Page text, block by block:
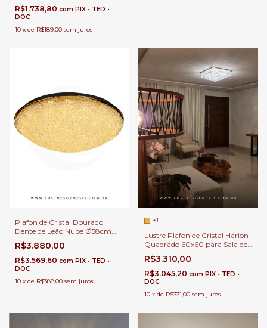
R$1.738,80 com PIX • TED •
DOC
10 x de R$189,00 sem juros
Plafon de Cristal Dourado
Dente de Leão Nube Ø58cm
LED Integrado 5700Lm Para
Quartos, Suíte e Sala de Estar
R$3.880,00
R$3.569,60 com PIX • TED •
DOC
10 x de R$388,00 sem juros
+1
Lustre Plafon de Cristal Harion
Quadrado 60x60 para Sala de
Jantar | Sala de Estar | Quartos
| Hall de Entrada
R$3.310,00
R$3.045,20 com PIX • TED •
DOC
10 x de R$331,00 sem juros